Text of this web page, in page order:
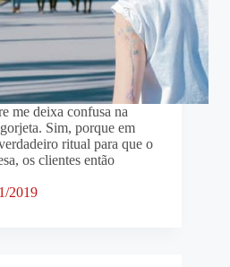
me deixa confusa na
Sim, porque em
ritual para que o
os clientes então
2019